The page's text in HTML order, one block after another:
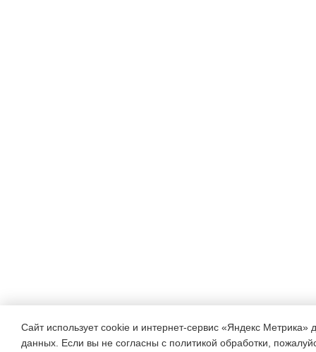
Сайт использует cookie и интернет-сервис «Яндекс Метрика»
данных. Если вы не согласны с политикой обработки,